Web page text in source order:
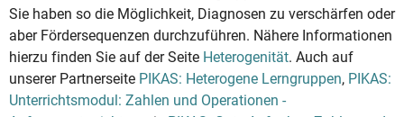
Sie haben so die Möglichkeit, Diagnosen zu verschärfen oder
aber Fördersequenzen durchzuführen. Nähere Informationen
hierzu finden Sie auf der Seite Heterogenität. Auch auf
unserer Partnerseite PIKAS: Heterogene Lerngruppen, PIKAS:
Unterrichtsmodul: Zahlen und Operationen -